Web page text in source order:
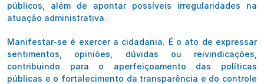
públicos, além de apontar possíveis irregularidades na
atuação administrativa.
Manifestar-se é exercer a cidadania. É o ato de expressar
sentimentos, opiniões, dúvidas ou reivindicações,
contribuindo para o aperfeiçoamento das políticas
públicas e o fortalecimento da transparência e do controle